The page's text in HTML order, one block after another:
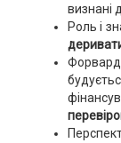
визнані
Роль і